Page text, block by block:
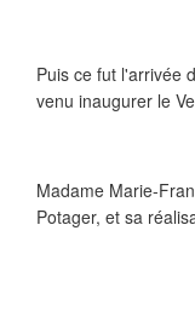
Puis ce fut l'arrivée
venu inaugurer le
Madame Marie-
Potager, et sa